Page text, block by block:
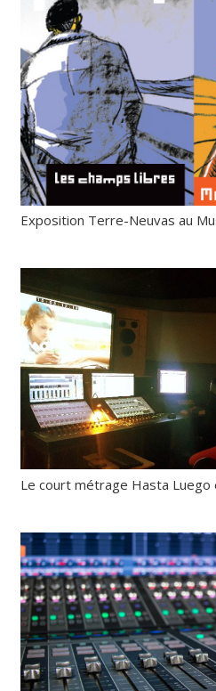
Exposition Terre-Neuvas au
Le court métrage Hasta Luego